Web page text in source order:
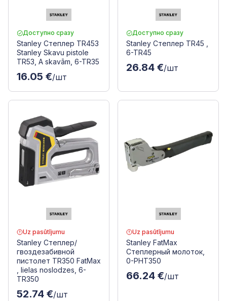
Доступно сразу
Stanley Степлер TR453
Stanley Skavu pistole
TR53, A skavām, 6-TR35
16.05 €/шт
Доступно сразу
Stanley Степлер TR45 ,
6-TR45
26.84 €/шт
Uz pasūtījumu
Stanley Степлер/
гвоздезабивной
пистолет TR350 FatMax
, lielas noslodzes, 6-
TR350
52.74 €/шт
Uz pasūtījumu
Stanley FatMax
Степлерный молоток,
0-PHT350
66.24 €/шт